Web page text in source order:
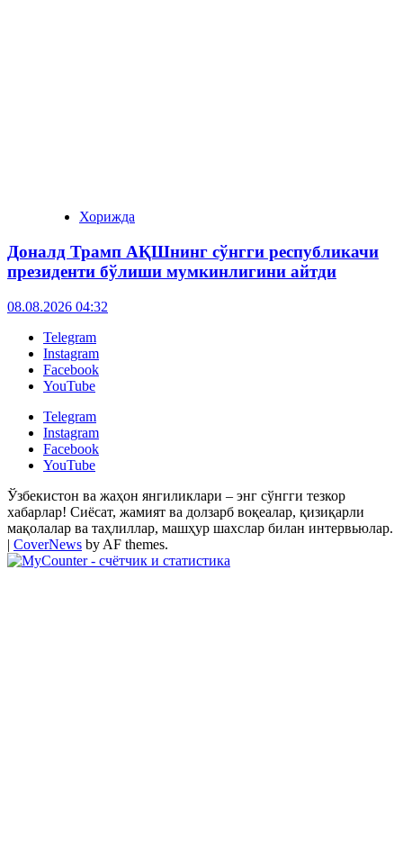
Хорижда
Доналд Трамп АҚШнинг сўнгги республикачи
президенти бўлиши мумкинлигини айтди
08.08.2026 04:32
Telegram
Instagram
Facebook
YouTube
Telegram
Instagram
Facebook
YouTube
Ўзбекистон ва жаҳон янгиликлари – энг сўнгги тезкор
хабарлар! Сиёсат, жамият ва долзарб воқеалар, қизиқарли
мақолалар ва таҳлиллар, машҳур шахслар билан интервьюлар.
| CoverNews by AF themes.